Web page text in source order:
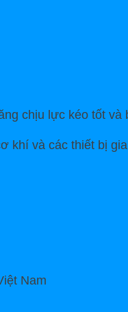
chịu lực kéo tốt và
khí và các thiết bị
Nam